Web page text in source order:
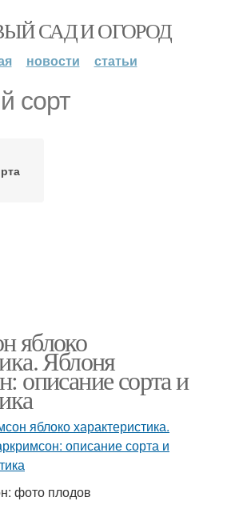
САД И ОГОРОД
новости статьи
сорт
яблоко
Яблоня
описание сорта и
фото плодов